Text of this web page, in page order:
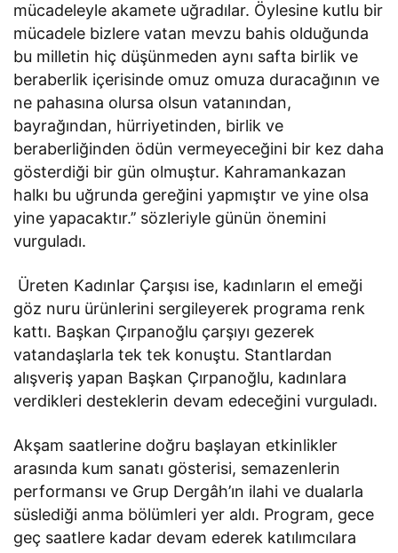
mücadeleyle akamete uğradılar. Öylesine kutlu bir
mücadele bizlere vatan mevzu bahis olduğunda
bu milletin hiç düşünmeden aynı safta birlik ve
beraberlik içerisinde omuz omuza duracağının ve
ne pahasına olursa olsun vatanından,
bayrağından, hürriyetinden, birlik ve
beraberliğinden ödün vermeyeceğini bir kez daha
gösterdiği bir gün olmuştur. Kahramankazan
halkı bu uğrunda gereğini yapmıştır ve yine olsa
yine yapacaktır.’’ sözleriyle günün önemini
vurguladı.
Üreten Kadınlar Çarşısı ise, kadınların el emeği
göz nuru ürünlerini sergileyerek programa renk
kattı. Başkan Çırpanoğlu çarşıyı gezerek
vatandaşlarla tek tek konuştu. Stantlardan
alışveriş yapan Başkan Çırpanoğlu, kadınlara
verdikleri desteklerin devam edeceğini vurguladı.
Akşam saatlerine doğru başlayan etkinlikler
arasında kum sanatı gösterisi, semazenlerin
performansı ve Grup Dergâh’ın ilahi ve dualarla
süslediği anma bölümleri yer aldı. Program, gece
geç saatlere kadar devam ederek katılımcılara